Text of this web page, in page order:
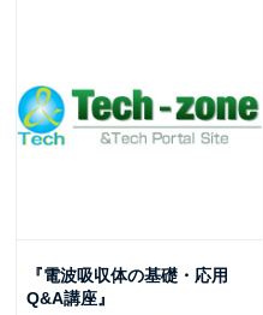
『電波吸収体の基礎・応用
Q&A講座』